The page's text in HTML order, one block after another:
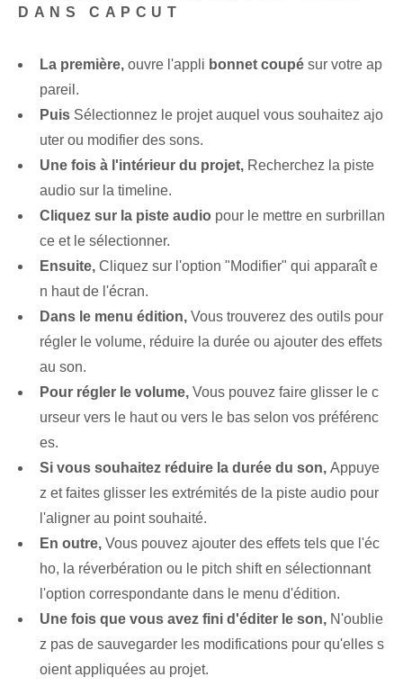
DANS CAPCUT
La première, ouvre l'appli bonnet coupé sur votre ap
pareil.
Puis Sélectionnez le projet auquel vous souhaitez ajo
uter ou modifier des sons.
Une fois à l'intérieur du projet, Recherchez la piste
audio sur la timeline.
Cliquez sur la piste audio pour le mettre en surbrillan
ce et le sélectionner.
Ensuite, Cliquez sur l'option "Modifier" qui apparaît e
n haut de l'écran.
Dans le menu édition, Vous trouverez des outils pour
régler le volume, réduire la durée ou ajouter des effets
au son.
Pour régler le volume, Vous pouvez faire glisser le c
urseur vers le haut ou vers le bas selon vos préférenc
es.
Si vous souhaitez réduire la durée du son, Appuye
z et faites glisser les extrémités de la piste audio pour
l'aligner au point souhaité.
En outre, Vous pouvez ajouter des effets tels que l'éc
ho, la réverbération ou le pitch shift en sélectionnant
l'option correspondante dans le menu d'édition.
Une fois que vous avez fini d'éditer le son, N'oublie
z pas de sauvegarder les modifications pour qu'elles s
oient appliquées au projet.